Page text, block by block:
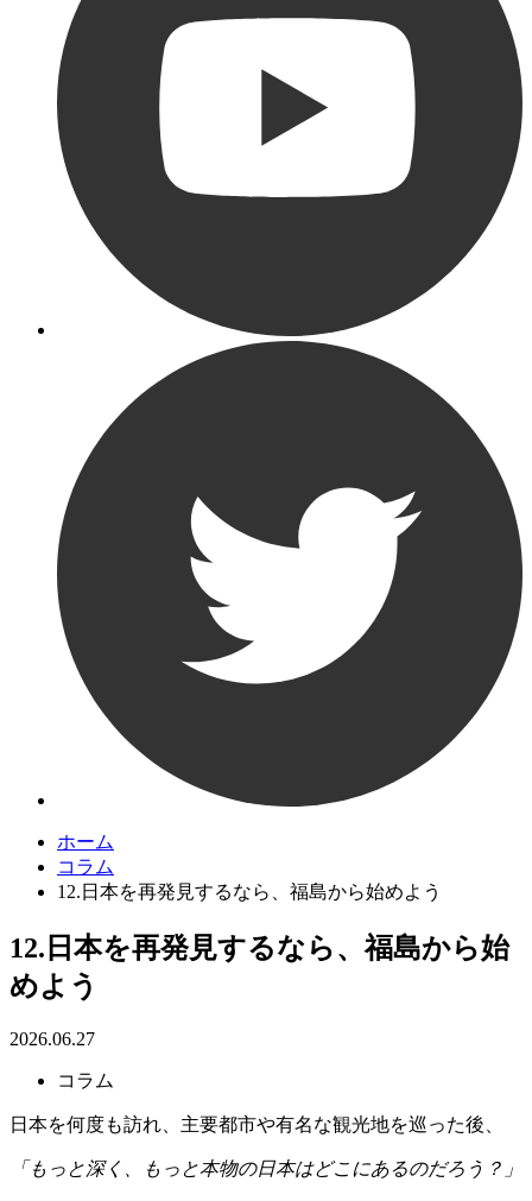
ホーム
コラム
12.日本を再発見するなら、福島から始めよう
12.日本を再発見するなら、福島から始
めよう
2026.06.27
コラム
日本を何度も訪れ、主要都市や有名な観光地を巡った後、
「もっと深く、もっと本物の日本はどこにあるのだろう？」